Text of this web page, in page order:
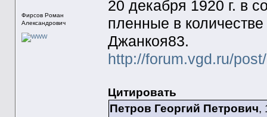
Фирсов Роман
Александрович
20 декабря 1920 г. в
пленные в
Джанкоя83.
http://forum.vgd.ru/
Цитировать
Петров Георгий Петрович,